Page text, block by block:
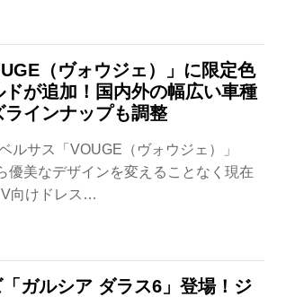
（ヴォウジェ）」に限定色
が追加！国内外の幅広い車種
ラインナップも調整
ルサス「VOUGE（ヴォウジェ）」
優美なデザインを変えることなく現在
向けドレス…
ガルシア ダラス6」登場！ジ